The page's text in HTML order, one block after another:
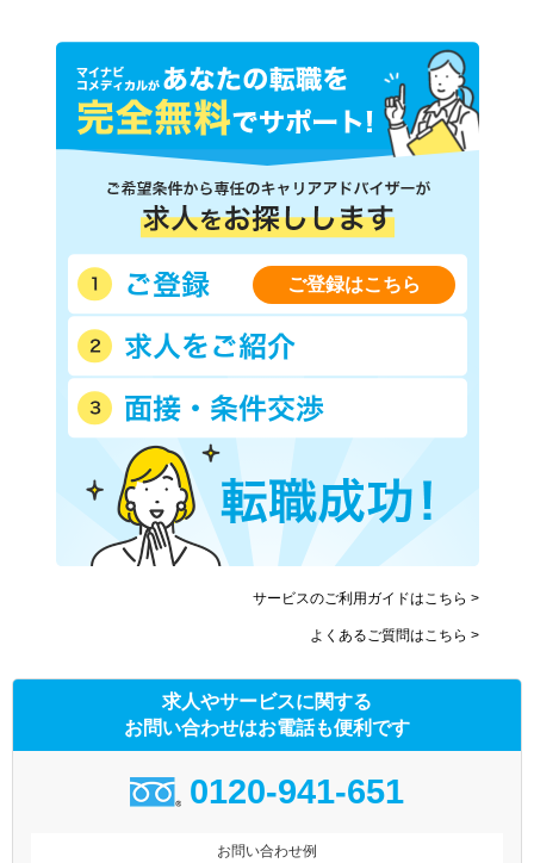
ご登録はこちら
サービスのご利用ガイドはこちら >
よくあるご質問はこちら >
求人やサービスに関する
お問い合わせはお電話も便利です
0120-941-651
お問い合わせ例